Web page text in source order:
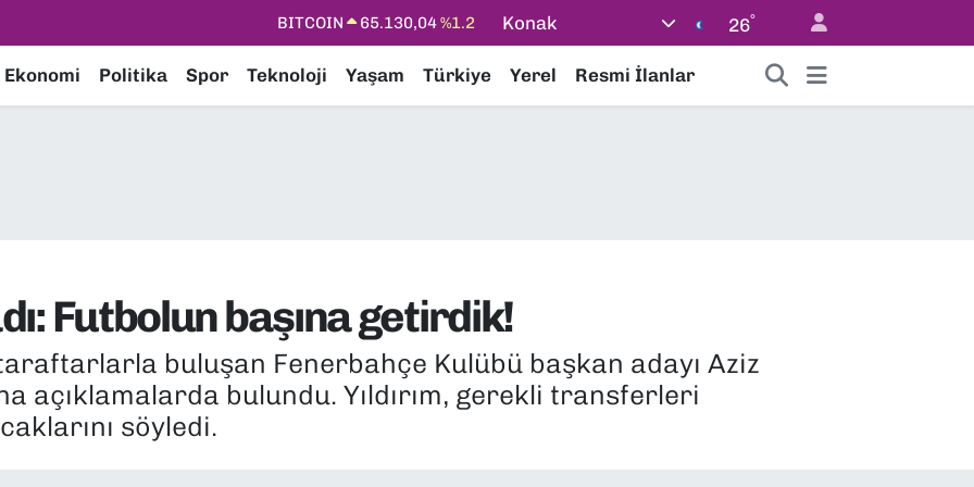
DOLAR 47,7106%0.17
STERLİN
64,4046%0.35
Konak 26°
Ekonomi Politika Spor Teknoloji Yaşam Türkiye Yerel Resmi İlanlar
Futbolun başına getirdik!
buluşan Fenerbahçe Kulübü başkan adayı Aziz
açıklamalarda bulundu. Yıldırım, gerekli transferleri
söyledi.